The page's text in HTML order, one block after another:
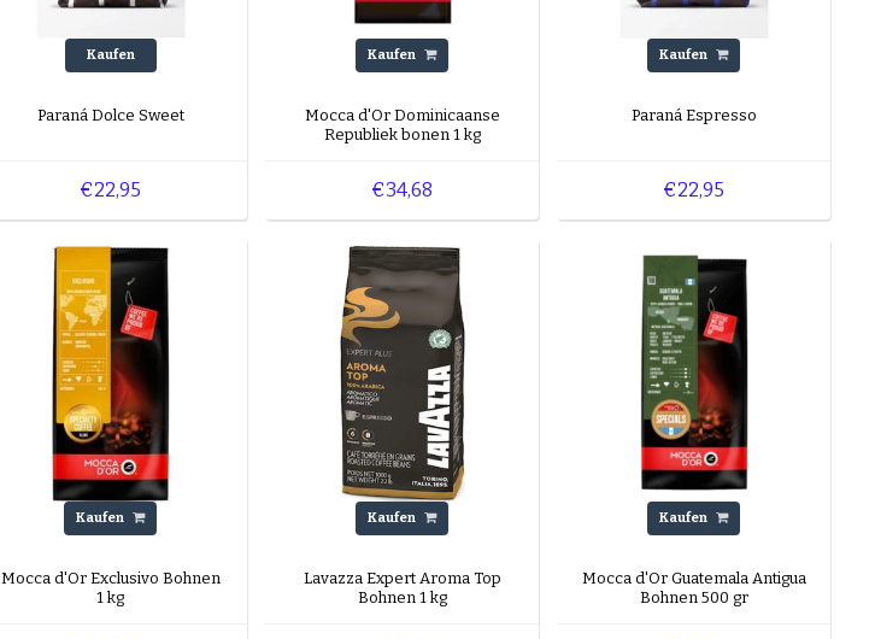
Kaufen
Paraná Dolce Sweet
€22,95
Kaufen
Mocca d'Or Dominicaanse
Republiek bonen 1 kg
€34,68
Kaufen
Paraná Espresso
€22,95
Kaufen
Mocca d'Or Exclusivo Bohnen
1 kg
Kaufen
Lavazza Expert Aroma Top
Bohnen 1 kg
Kaufen
Mocca d'Or Guatemala Antigua
Bohnen 500 gr